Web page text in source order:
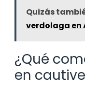
Quizás
verdolaga en
¿Qué
en